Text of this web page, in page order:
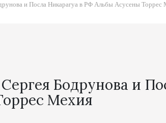
и Посла Никарагуа в РФ Альбы Асусены Торрес
Бодрунова и
Мехия